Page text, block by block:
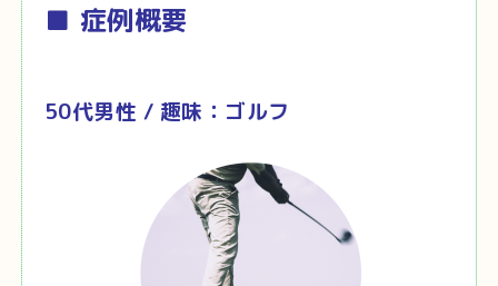
■ 症例概要
50代男性 / 趣味：ゴルフ